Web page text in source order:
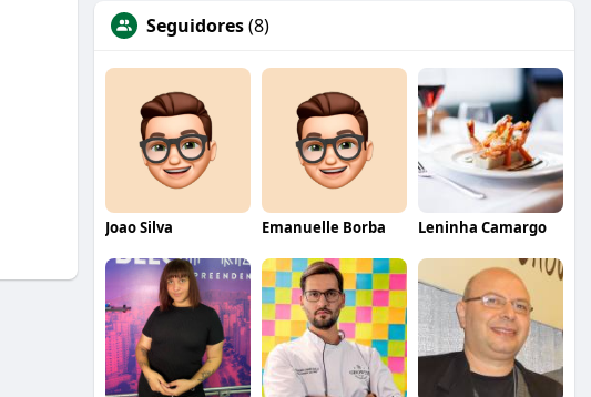
Seguidores(8)
Joao Silva Emanuelle Borba Leninha Camargo